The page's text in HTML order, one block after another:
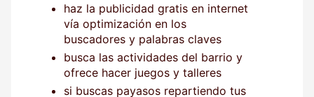
haz la publicidad gratis en internet
vía optimización en los
buscadores y palabras claves
busca las actividades del barrio y
ofrece hacer juegos y talleres
si buscas payasos repartiendo tus